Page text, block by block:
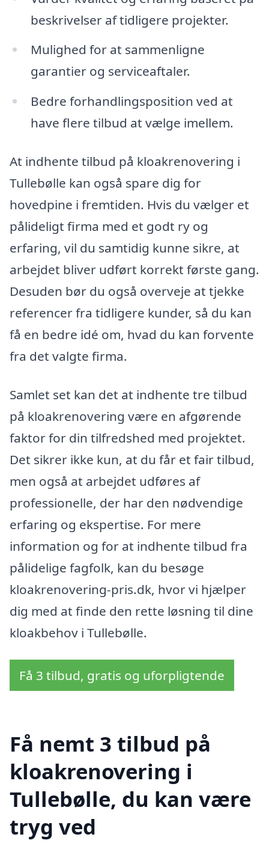
beskrivelser af tidligere projekter.
Mulighed for at sammenligne
garantier og serviceaftaler.
Bedre forhandlingsposition ved at
have flere tilbud at vælge imellem.
At indhente tilbud på kloakrenovering i
Tullebølle kan også spare dig for
hovedpine i fremtiden. Hvis du vælger et
pålideligt firma med et godt ry og
erfaring, vil du samtidig kunne sikre, at
arbejdet bliver udført korrekt første gang.
Desuden bør du også overveje at tjekke
referencer fra tidligere kunder, så du kan
få en bedre idé om, hvad du kan forvente
fra det valgte firma.
Samlet set kan det at indhente tre tilbud
på kloakrenovering være en afgørende
faktor for din tilfredshed med projektet.
Det sikrer ikke kun, at du får et fair tilbud,
men også at arbejdet udføres af
professionelle, der har den nødvendige
erfaring og ekspertise. For mere
information og for at indhente tilbud fra
pålidelige fagfolk, kan du besøge
kloakrenovering-pris.dk, hvor vi hjælper
dig med at finde den rette løsning til dine
kloakbehov i Tullebølle.
Få 3 tilbud, gratis og uforpligtende
Få nemt 3 tilbud på
kloakrenovering i
Tullebølle, du kan være
tryg ved